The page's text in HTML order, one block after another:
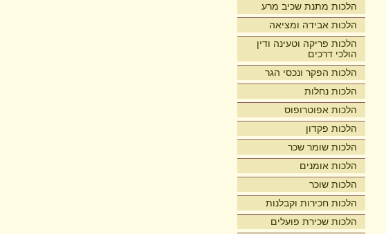
הלכות מתנת שכיב מרע
הלכות אבידה ומציאה
הלכות פריקה וטעינה ודין
הולכי דרכים
הלכות הפקר ונכסי הגר
הלכות נחלות
הלכות אפוטרופוס
הלכות פקדון
הלכות שומר שכר
הלכות אומנים
הלכות שוכר
הלכות חכירות וקבלנות
הלכות שכירת פועלים